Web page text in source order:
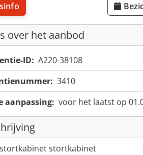
over het aanbod
ID: A220-38108
3410
aanpassing: voor het laatst op
stortkabinet